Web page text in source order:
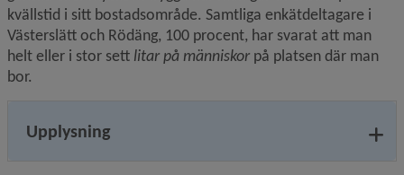
kvällstid i sitt bostadsområde. Samtliga enkätdeltagare i
Västerslätt och Rödäng, 100 procent, har svarat att man
helt eller i stor sett litar på människor på platsen där man
bor.
Upplysning